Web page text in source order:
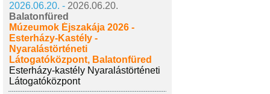
2026.06.20. - 2026.06.20.
Balatonfüred
Múzeumok Éjszakája 2026 -
Esterházy-Kastély -
Nyaralástörténeti
Látogatóközpont, Balatonfüred
Esterházy-kastély Nyaralástörténeti
Látogatóközpont